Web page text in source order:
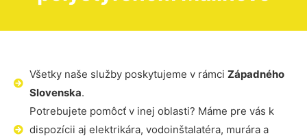
Všetky naše služby poskytujeme v rámci Západného
Slovenska.
Potrebujete pomôcť v inej oblasti? Máme pre vás k
dispozícii aj elektrikára, vodoinštalatéra, murára a